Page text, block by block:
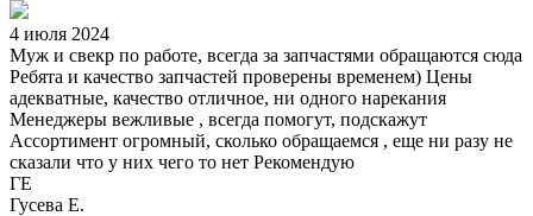
4 июля 2024
Муж и свекр по работе, всегда за запчастями обращаются сюда
Ребята и качество запчастей проверены временем) Цены
адекватные, качество отличное, ни одного нарекания
Менеджеры вежливые , всегда помогут, подскажут
Ассортимент огромный, сколько обращаемся , еще ни разу не
сказали что у них чего то нет Рекомендую
ГЕ
Гусева Е.